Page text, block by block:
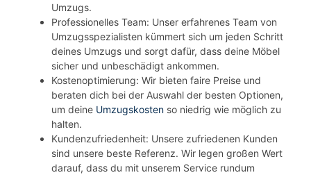
Umzugs.
Professionelles Team: Unser erfahrenes Team von
Umzugsspezialisten kümmert sich um jeden Schritt
deines Umzugs und sorgt dafür, dass deine Möbel
sicher und unbeschädigt ankommen.
Kostenoptimierung: Wir bieten faire Preise und
beraten dich bei der Auswahl der besten Optionen,
um deine Umzugskosten so niedrig wie möglich zu
halten.
Kundenzufriedenheit: Unsere zufriedenen Kunden
sind unsere beste Referenz. Wir legen großen Wert
darauf, dass du mit unserem Service rundum